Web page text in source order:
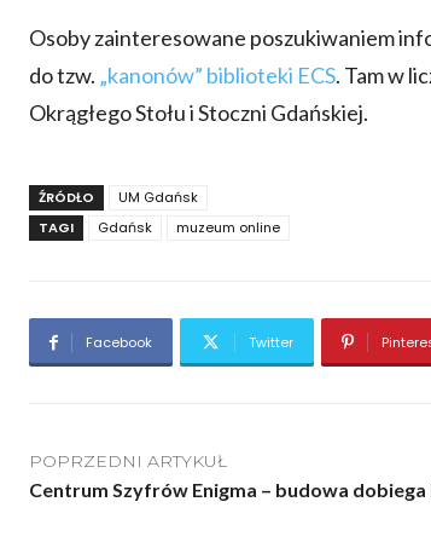
Osoby zainteresowane poszukiwaniem
do tzw. „kanonów” biblioteki ECS. Tam w
Okrągłego Stołu i Stoczni Gdańskiej.
ŹRÓDŁO
UM Gdańsk
TAGI
Gdańsk muzeum online
Facebook Twitter
POPRZEDNI ARTYKUŁ
Centrum Szyfrów Enigma – budowa dobiega